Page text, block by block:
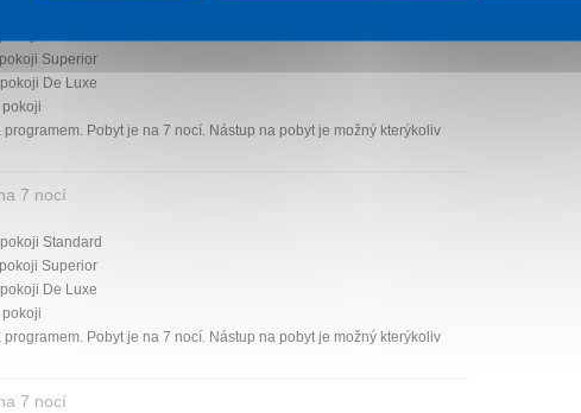
Superior
De Luxe
Pobyt je na 7 nocí. Nástup na pobyt je možný kterýkoliv
7 nocí
Standard
Superior
De Luxe
Pobyt je na 7 nocí. Nástup na pobyt je možný kterýkoliv
7 nocí